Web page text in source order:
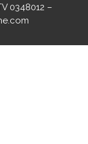
0348012 –